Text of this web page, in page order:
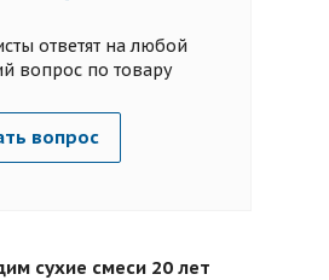
ответят на любой
вопрос по товару
вопрос
сухие смеси 20 лет